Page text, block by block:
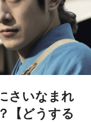
さいなまれ
【どうする